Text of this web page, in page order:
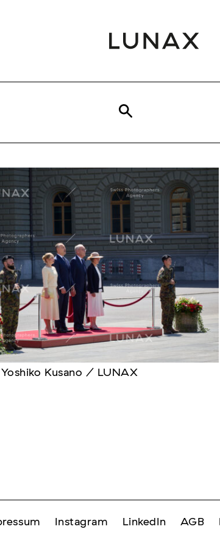
Kusano / LUNAX
Instagram LinkedIn AGB